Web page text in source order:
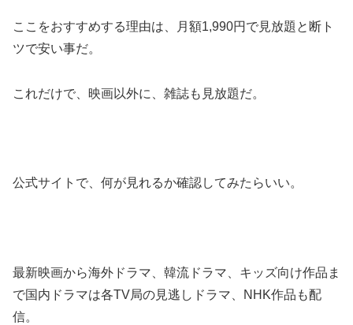
ここをおすすめする理由は、月額1,990円で見放題と断ト
ツで安い事だ。
これだけで、映画以外に、雑誌も見放題だ。
公式サイトで、何が見れるか確認してみたらいい。
最新映画から海外ドラマ、韓流ドラマ、キッズ向け作品ま
で国内ドラマは各TV局の見逃しドラマ、NHK作品も配
信。